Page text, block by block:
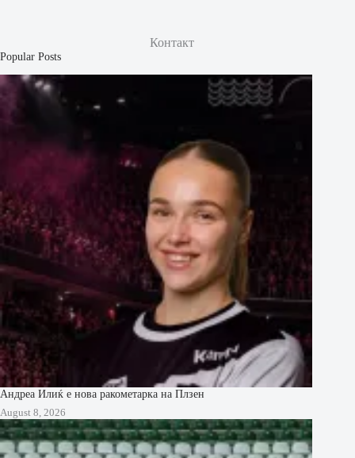
Контакт
Popular Posts
Андреа Илиќ е нова ракометарка на Плзен
August 8, 2026